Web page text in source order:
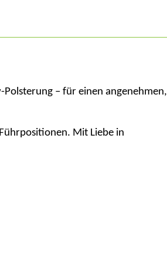
Polsterung – für einen angenehmen,
Mit Liebe in